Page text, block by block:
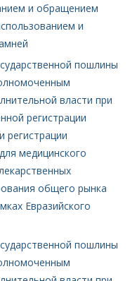
и обращением
и
пошлины
власти при
регистрации
регистрации
медицинского
общего рынка
Евразийского
пошлины